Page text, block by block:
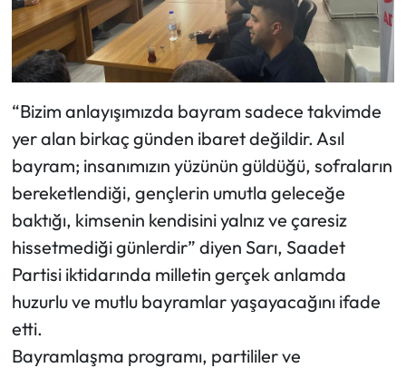
“Bizim anlayışımızda bayram sadece takvimde
yer alan birkaç günden ibaret değildir. Asıl
bayram; insanımızın yüzünün güldüğü, sofraların
bereketlendiği, gençlerin umutla geleceğe
baktığı, kimsenin kendisini yalnız ve çaresiz
hissetmediği günlerdir” diyen Sarı, Saadet
Partisi iktidarında milletin gerçek anlamda
huzurlu ve mutlu bayramlar yaşayacağını ifade
etti.
Bayramlaşma programı, partililer ve